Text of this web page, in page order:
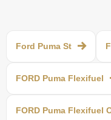
Ford Puma St
FORD Puma Flexifuel
FORD Puma Flexifuel